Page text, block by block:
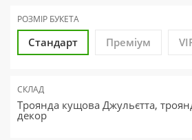
РОЗМІР БУКЕТА
Стандарт Преміум
СКЛАД
Троянда кущова Джульєтта,
декор